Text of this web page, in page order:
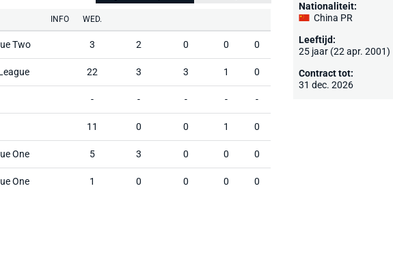
INFO WED.
Two 3 2 0 0 0
22 3 3 1 0
- - - - -
11 0 0 1 0
One 5 3 0 0 0
One 1 0 0 0 0
Nationaliteit:
China PR
Leeftijd:
25 jaar (22 apr. 2001)
Contract tot:
31 dec. 2026